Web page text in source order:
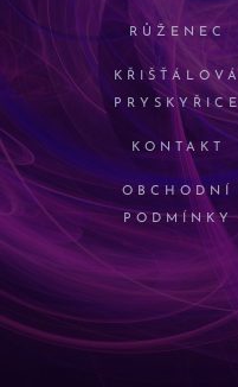
RŮŽENEC
KŘIŠŤÁLOVÁ
PRYSKYŘICE
KONTAKT
OBCHODNÍ
PODMÍNKY